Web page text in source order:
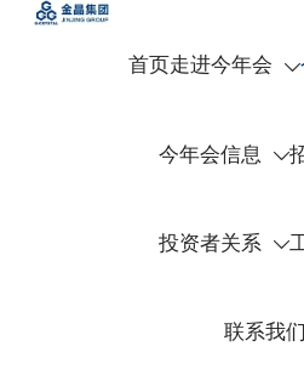
首页 走进今年会 
今年会信息 
投资者关系 
联系我们